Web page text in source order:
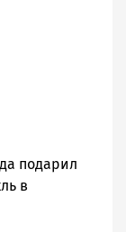
подарил
в